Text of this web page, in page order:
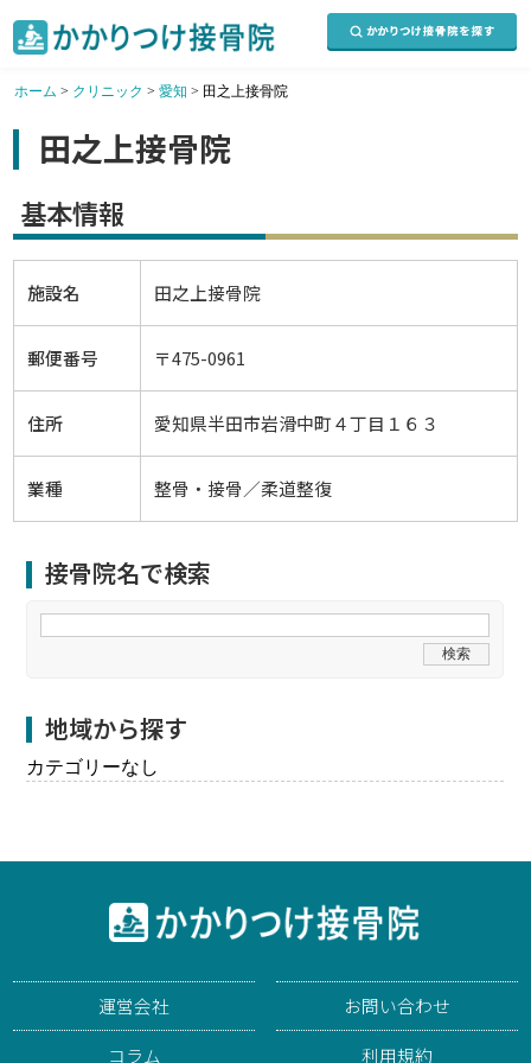
ホーム > クリニック > 愛知 > 田之上接骨院
田之上接骨院
基本情報
施設名 田之上接骨院
郵便番号 〒475-0961
住所 愛知県半田市岩滑中町４丁目１６３
業種 整骨・接骨／柔道整復
接骨院名で検索
地域から探す
カテゴリーなし
運営会社
コラム
お問い合わせ
利用規約